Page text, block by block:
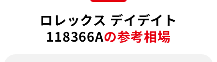
ロレックス デイデイト
118366Aの参考相場